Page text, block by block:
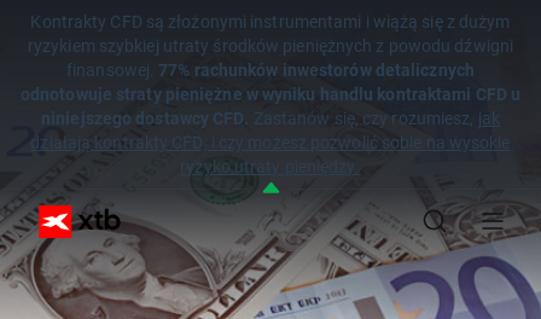
Kontrakty CFD są złożonymi instrumentami i wiążą się z dużym
ryzykiem szybkiej utraty środków pieniężnych z powodu dźwigni
finansowej. 77% rachunków inwestorów detalicznych
odnotowuje straty pieniężne w wyniku handlu kontraktami CFD u
niniejszego dostawcy CFD. Zastanów się, czy rozumiesz, jak
działają kontrakty CFD, i czy możesz pozwolić sobie na wysokie
ryzyko utraty pieniędzy.